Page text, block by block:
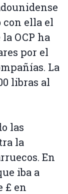
con ella el
OCP ha
por el
La
libras al
las
la
En
iba a
£ en